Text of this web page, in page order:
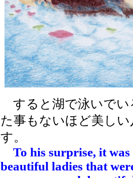
すると湖で泳いでい
た事もないほど美し
す。
To his surprise, it
beautiful ladies that